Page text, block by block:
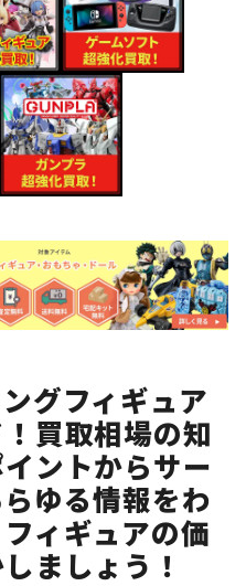
グフィギュア
買取相場の知
ントからサー
ゆる情報をわ
ィギュアの価
ましょう！